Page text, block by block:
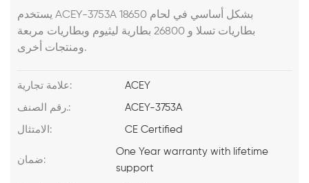
يستخدم ACEY-3753A بشكل أساسي في لحام 18650
بطاريات تسلا و 26800 بطارية ليثيوم وبطاريات مربعة
ومنتجات أخرى.
علامة تجارية: ACEY
رقم الصنف.: ACEY-3753A
الامتثال: CE Certified
ضمان:
One Year warranty with lifetime
support